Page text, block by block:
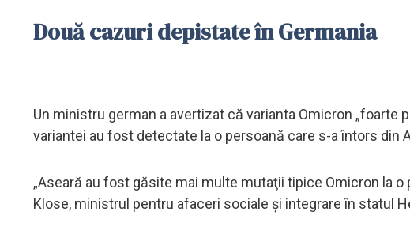
Două cazuri depistate în Germania
Un ministru german a avertizat că varianta Omicron „foarte
variantei au fost detectate la o persoană care s-a întors din
„Aseară au fost găsite mai multe mutaţii tipice Omicron la
Klose, ministrul pentru afaceri sociale şi integrare în statul